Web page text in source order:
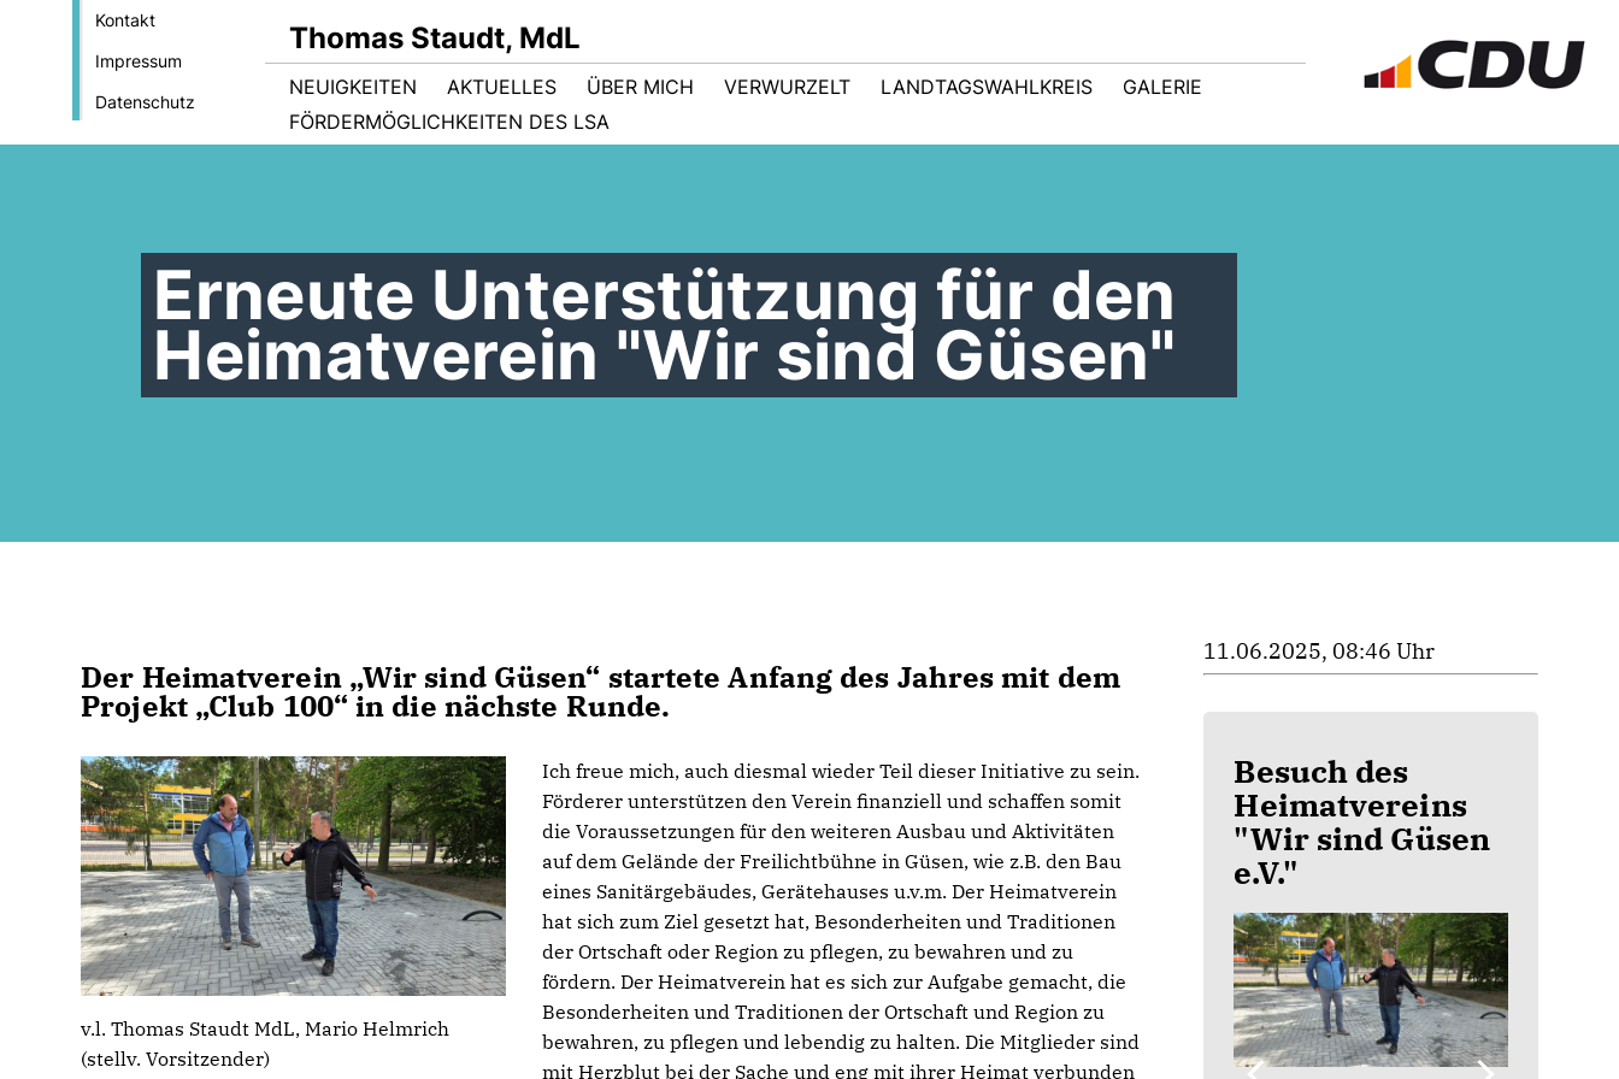
Kontakt
Impressum
Datenschutz
Thomas Staudt, MdL
NEUIGKEITEN AKTUELLES ÜBER MICH VERWURZELT LANDTAGSWAHLKREIS
GALERIE
FÖRDERMÖGLICHKEITEN DES LSA
Erneute Unterstützung für den
Heimatverein "Wir sind Güsen"
Der Heimatverein „Wir sind Güsen“ startete Anfang des Jahres mit dem
Projekt „Club 100“ in die nächste Runde.
v.l. Thomas Staudt MdL, Mario Helmrich
(stellv. Vorsitzender)
Ich freue mich, auch diesmal wieder Teil dieser Initiative zu sein.
Förderer unterstützen den Verein finanziell und schaffen somit
die Voraussetzungen für den weiteren Ausbau und Aktivitäten
auf dem Gelände der Freilichtbühne in Güsen, wie z.B. den Bau
eines Sanitärgebäudes, Gerätehauses u.v.m. Der Heimatverein
hat sich zum Ziel gesetzt hat, Besonderheiten und Traditionen
der Ortschaft oder Region zu pflegen, zu bewahren und zu
fördern. Der Heimatverein hat es sich zur Aufgabe gemacht, die
Besonderheiten und Traditionen der Ortschaft und Region zu
bewahren, zu pflegen und lebendig zu halten. Die Mitglieder sind
mit Herzblut bei der Sache und eng mit ihrer Heimat verbunden
11.06.2025, 08:46 Uhr
Besuch des
Heimatvereins
"Wir sind Güsen
e.V."